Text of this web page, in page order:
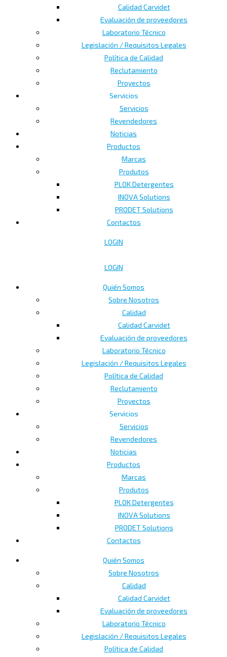
Calidad Carvidet
Evaluación de proveedores
Laboratorio Técnico
Legislación / Requisitos Legales
Política de Calidad
Reclutamiento
Proyectos
Servicios
Servicios
Revendedores
Noticias
Productos
Marcas
Produtos
PLOK Detergentes
INOVA Solutions
PRODET Solutions
Contactos
LOGIN
LOGIN
Quién Somos
Sobre Nosotros
Calidad
Calidad Carvidet
Evaluación de proveedores
Laboratorio Técnico
Legislación / Requisitos Legales
Política de Calidad
Reclutamiento
Proyectos
Servicios
Servicios
Revendedores
Noticias
Productos
Marcas
Produtos
PLOK Detergentes
INOVA Solutions
PRODET Solutions
Contactos
Quién Somos
Sobre Nosotros
Calidad
Calidad Carvidet
Evaluación de proveedores
Laboratorio Técnico
Legislación / Requisitos Legales
Política de Calidad